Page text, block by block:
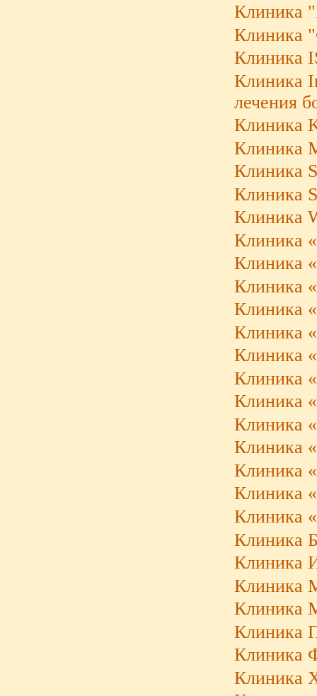
Клиника
Клиника
Клиника
Клиника
лечения
Клиника
Клиника
Клиника
Клиника
Клиника
Клиника
Клиника
Клиника
Клиника
Клиника
Клиника
Клиника
Клиника
Клиника
Клиника
Клиника
Клиника
Клиника
Клиника
Клиника
Клиника
Клиника
Клиника
Клиника
Клиника